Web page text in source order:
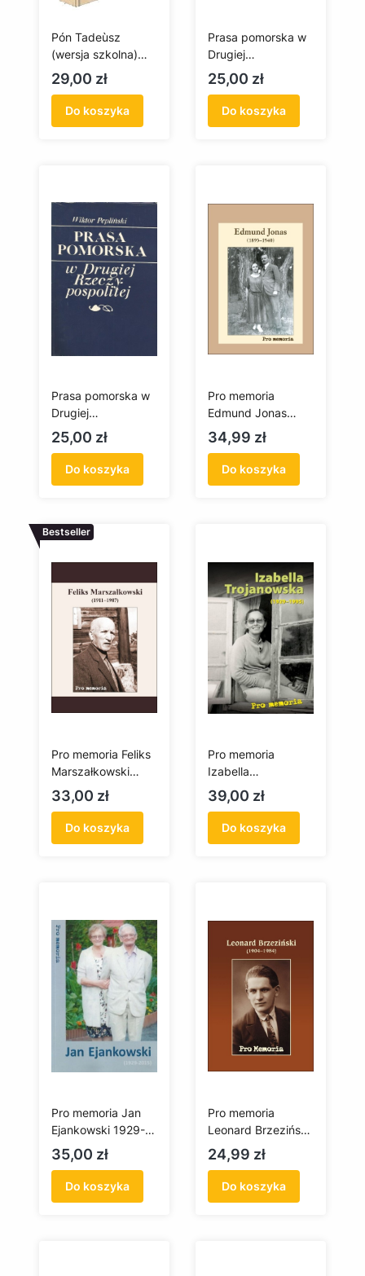
Pón Tadeùsz
(wersja szkolna)
Pan Tadeusz
Cena
29,00 zł
Do koszyka
Prasa pomorska w
Drugiej
Rzeczypospolitej
(antykwariat)
Cena
25,00 zł
Do koszyka
Prasa pomorska w
Drugiej
Rzeczypospolitej
(antykwariat)
Cena
25,00 zł
Do koszyka
Pro memoria
Edmund Jonas
(1893-1940)
Cena
34,99 zł
Do koszyka
Bestseller
Pro memoria Feliks
Marszałkowski
(1911-1987)
Cena
33,00 zł
Do koszyka
Pro memoria
Izabella
Trojanowska (1929-
1995)
Cena
39,00 zł
Do koszyka
Pro memoria Jan
Ejankowski 1929-
2015
Cena
35,00 zł
Do koszyka
Pro memoria
Leonard Brzeziński
(1904-1984)
Cena
24,99 zł
Do koszyka